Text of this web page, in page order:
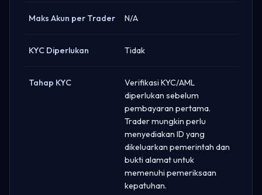
Maks Akun per Trader N/A
KYC Diperlukan Tidak
Tahap KYC
Verifikasi KYC/AML
diperlukan sebelum
pembayaran pertama.
Trader mungkin perlu
menyediakan ID yang
dikeluarkan pemerintah dan
bukti alamat untuk
memenuhi pemeriksaan
kepatuhan.